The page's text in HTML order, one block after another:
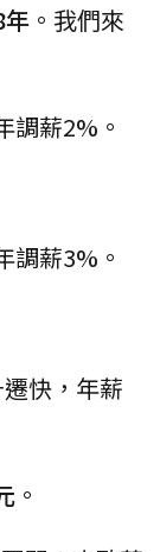
年 。我們來
調薪2%。
調薪3%。
快，年薪
。